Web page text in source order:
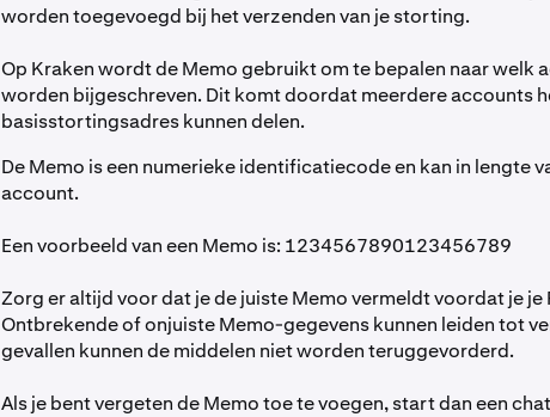
worden toegevoegd bij het verzenden van je storting.
Op Kraken wordt de Memo gebruikt om te bepalen naar welk
worden bijgeschreven. Dit komt doordat meerdere accounts
basisstortingsadres kunnen delen.
De Memo is een numerieke identificatiecode en kan in lengte
account.
Een voorbeeld van een Memo is: 1234567890123456789
Zorg er altijd voor dat je de juiste Memo vermeldt voordat je
Ontbrekende of onjuiste Memo-gegevens kunnen leiden tot
gevallen kunnen de middelen niet worden teruggevorderd.
Als je bent vergeten de Memo toe te voegen, start dan een